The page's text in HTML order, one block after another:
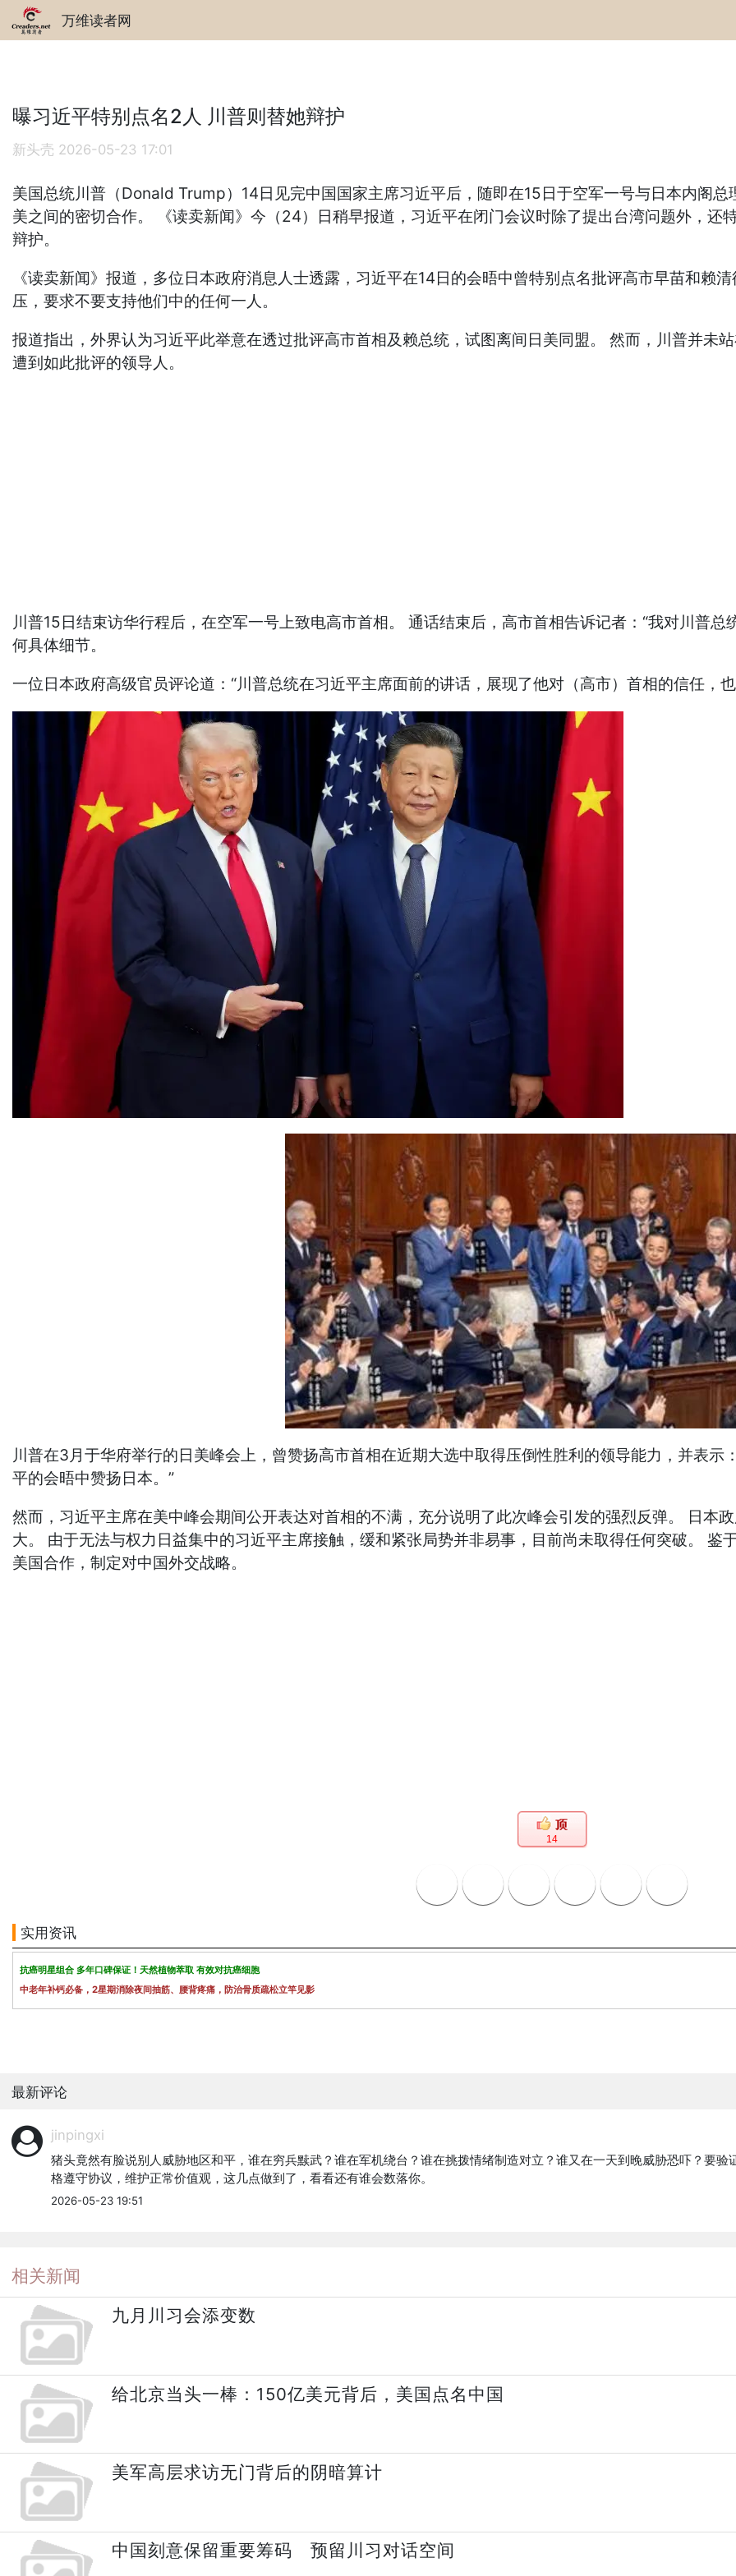
万维读者网
曝习近平特别点名2人 川普则替她辩护
新头壳 2026-05-23 17:01
美国总统川普（Donald Trump）14日见完中国国家主席习近平后，随即在15日于空军一号与日本内阁
美之间的密切合作。 《读卖新闻》今（24）日稍早报道，习近平在闭门会议时除了提出台湾问题外，还
辩护。
《读卖新闻》报道，多位日本政府消息人士透露，习近平在14日的会晤中曾特别点名批评高市早苗和赖
压，要求不要支持他们中的任何一人。
报道指出，外界认为习近平此举意在透过批评高市首相及赖总统，试图离间日美同盟。 然而，川普并未
遭到如此批评的领导人。
川普15日结束访华行程后，在空军一号上致电高市首相。 通话结束后，高市首相告诉记者：“我对川普
何具体细节。
一位日本政府高级官员评论道：“川普总统在习近平主席面前的讲话，展现了他对（高市）首相的信任，
川普在3月于华府举行的日美峰会上，曾赞扬高市首相在近期大选中取得压倒性胜利的领导能力，并表示
平的会晤中赞扬日本。”
然而，习近平主席在美中峰会期间公开表达对首相的不满，充分说明了此次峰会引发的强烈反弹。 日本
大。 由于无法与权力日益集中的习近平主席接触，缓和紧张局势并非易事，目前尚未取得任何突破。 鉴
美国合作，制定对中国外交战略。
14
实用资讯
抗癌明星组合 多年口碑保证！天然植物萃取 有效对抗癌细胞
中老年补钙必备，2星期消除夜间抽筋、腰背疼痛，防治骨质疏松立竿见影
最新评论
jinpingxi
猪头竟然有脸说别人威胁地区和平，谁在穷兵黩武？谁在军机绕台？谁在挑拨情绪制造对立？谁又在一天到晚威胁恐吓？要
格遵守协议，维护正常价值观，这几点做到了，看看还有谁会数落你。
2026-05-23 19:51
相关新闻
九月川习会添变数
给北京当头一棒：150亿美元背后，美国点名中国
美军高层求访无门背后的阴暗算计
中国刻意保留重要筹码 预留川习对话空间